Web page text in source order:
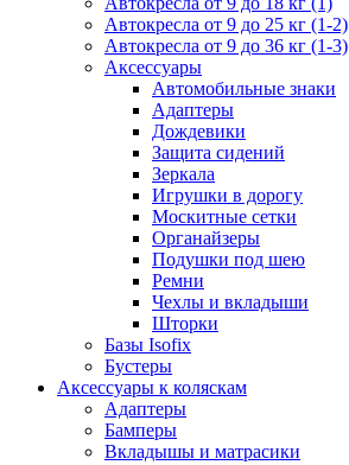
Автокресла от 9 до 25 кг (1-2)
Автокресла от 9 до 36 кг (1-3)
Аксессуары
Автомобильные знаки
Адаптеры
Дождевики
Защита сидений
Зеркала
Игрушки в дорогу
Москитные сетки
Органайзеры
Подушки под шею
Ремни
Чехлы и вкладыши
Шторки
Базы Isofix
Бустеры
Аксессуары к коляскам
Адаптеры
Бамперы
Вкладышы и матрасики